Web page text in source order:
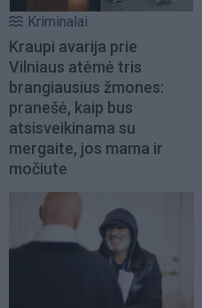
Kriminalai
Kraupi avarija prie
Vilniaus atėmė tris
brangiausius žmones:
pranešė, kaip bus
atsisveikinama su
mergaite, jos mama ir
močiute